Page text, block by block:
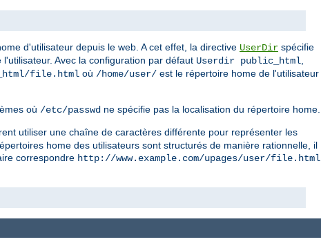
d'utilisateur depuis le web. A cet effet, la directive UserDir spécifie
Avec la configuration par défaut Userdir public_html
file.html où /home/user/ est le répertoire home de l'utilisateur
où /etc/passwd ne spécifie pas la localisation du répertoire home.
utiliser une chaîne de caractères différente pour représenter les
home des utilisateurs sont structurés de manière rationnelle, il
correspondre http://www.example.com/upages/user/file.html